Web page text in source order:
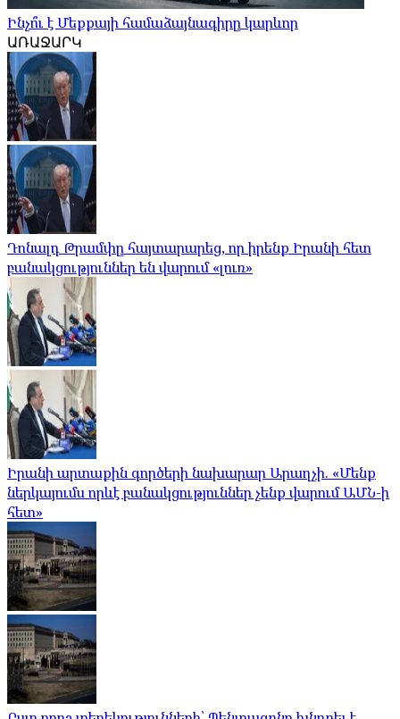
Ինչո՞ւ է Մեքքայի համաձայնագիրը կարևոր
ԱՌԱՋԱՐԿ
Դոնալդ Թրամփը հայտարարեց, որ իրենք Իրանի հետ
բանակցություններ են վարում «լուռ»
Իրանի արտաքին գործերի նախարար Արաղչի. «Մենք
ներկայումս որևէ բանակցություններ չենք վարում ԱՄՆ-ի
հետ»